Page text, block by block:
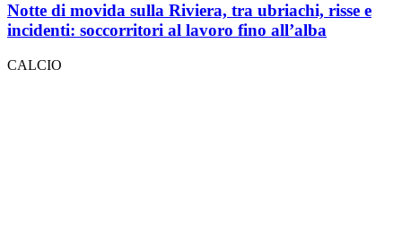
Notte di movida sulla Riviera, tra ubriachi, risse e
incidenti: soccorritori al lavoro fino all’alba
CALCIO